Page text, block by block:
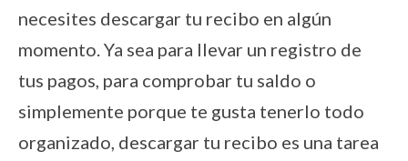
necesites descargar tu recibo en algún
momento. Ya sea para llevar un registro de
tus pagos, para comprobar tu saldo o
simplemente porque te gusta tenerlo todo
organizado, descargar tu recibo es una tarea